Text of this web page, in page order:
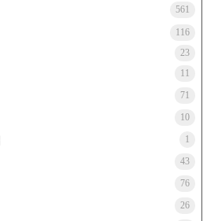
561
116
23
11
71
10
1
43
76
26